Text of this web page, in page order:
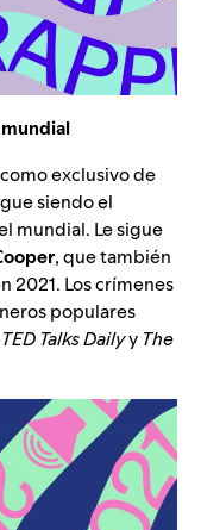
mundial
exclusivo de
siendo el
mundial. Le sigue
, que también
2021. Los crímenes
populares
TED Talks Dailyy The